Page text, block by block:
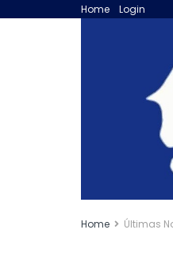
Home Login
Home Últimas